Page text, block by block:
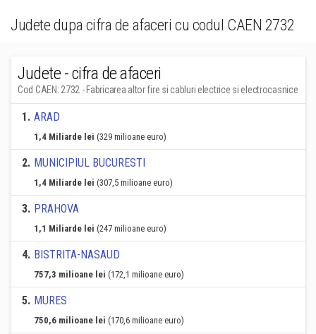
Judete dupa cifra de afaceri cu codul CAEN 2732
Judete - cifra de afaceri
Cod CAEN: 2732 - Fabricarea altor fire si cabluri electrice si electrocasnice
1. ARAD
1,4 Miliarde lei (329 milioane euro)
2. MUNICIPIUL BUCURESTI
1,4 Miliarde lei (307,5 milioane euro)
3. PRAHOVA
1,1 Miliarde lei (247 milioane euro)
4. BISTRITA-NASAUD
757,3 milioane lei (172,1 milioane euro)
5. MURES
750,6 milioane lei (170,6 milioane euro)